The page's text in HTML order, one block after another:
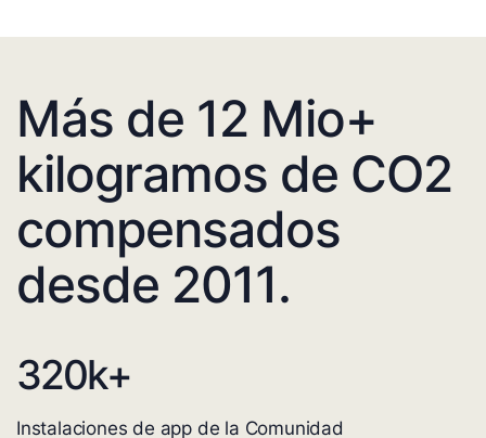
Más de 12 Mio+
kilogramos de CO2
compensados
desde 2011.
320k+
Instalaciones de app de la Comunidad